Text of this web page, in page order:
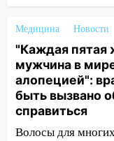
13:30 В
полицейские
пассажира»
13:20 В
обокрали
подростка в
Медицина Новости
"Каждая пятая
мужчина в
алопецией":
быть вызвано
справиться
Волосы для